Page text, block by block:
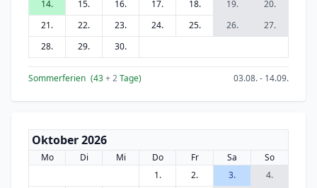
14.
15. 16. 17. 18. 19.
20.
21.
22. 23. 24. 25. 26.
27.
28.
29. 30.
Sommerferien (43+ 2Tage) 03.08. - 14.09.
Oktober 2026
Mo Di Mi Do Fr Sa
So
1.
2. 3.
4.